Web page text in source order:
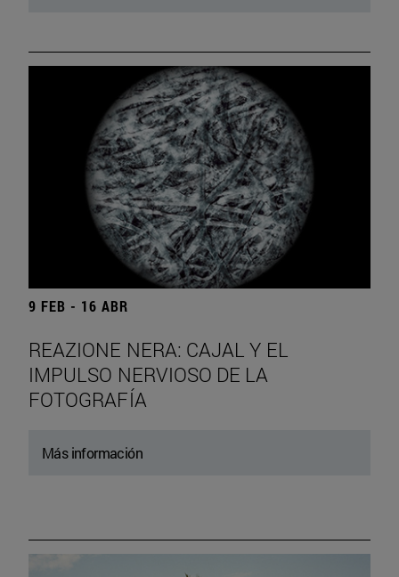
9 FEB - 16 ABR
REAZIONE NERA: CAJAL Y EL
IMPULSO NERVIOSO DE LA
FOTOGRAFÍA
Más información